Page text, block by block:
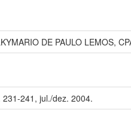
DE PAULO LEMOS,
241, jul./dez. 2004.